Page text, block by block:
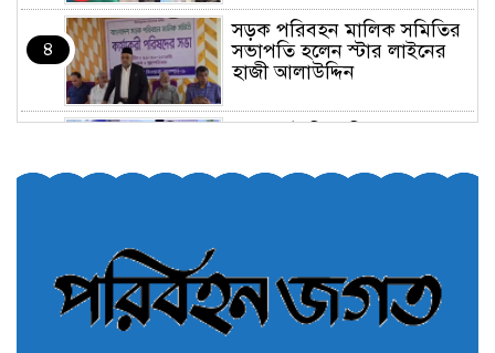
৪
সড়ক পরিবহন মালিক সমিতির
সভাপতি হলেন স্টার লাইনের
হাজী আলাউদ্দিন
অনির্দিষ্টকালের জন্য বাংলাদেশে